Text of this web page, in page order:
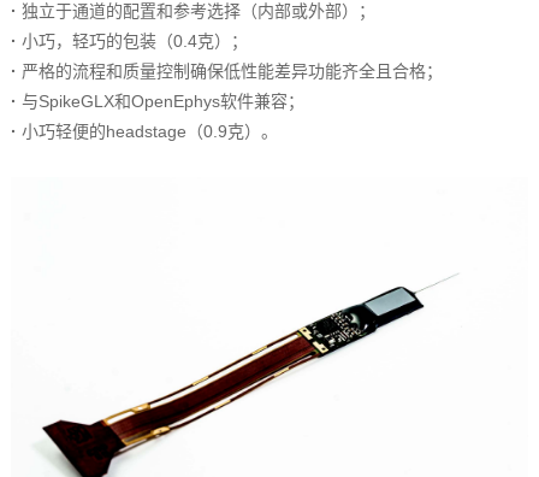
· 独立于通道的配置和参考选择（内部或外部）；
· 小巧，轻巧的包装（0.4克）；
· 严格的流程和质量控制确保低性能差异功能齐全且合格；
· 与SpikeGLX和OpenEphys软件兼容；
· 小巧轻便的headstage（0.9克）。